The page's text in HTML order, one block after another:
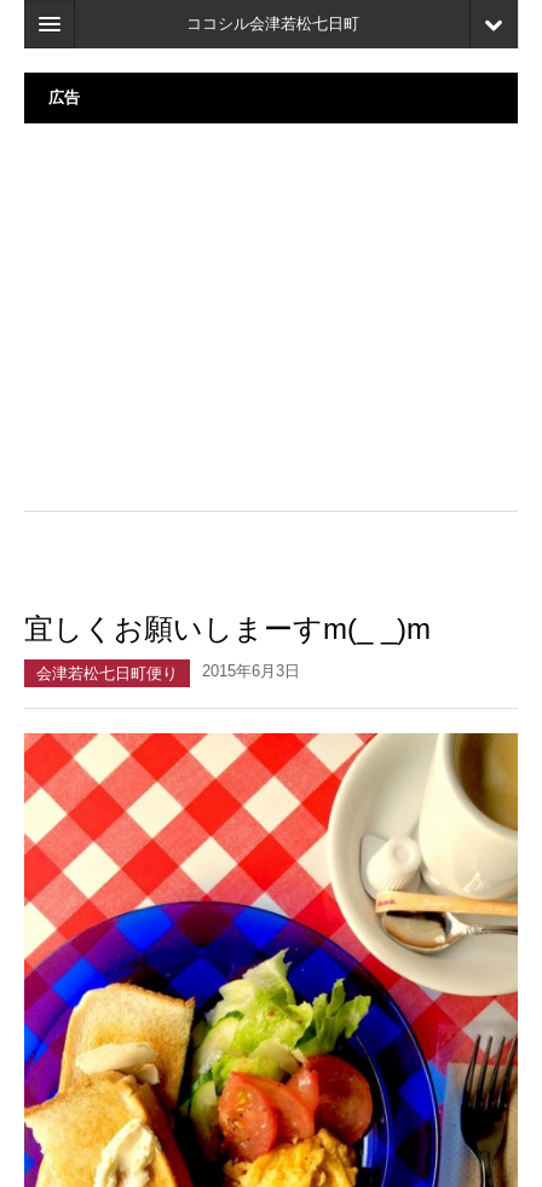
ココシル会津若松七日町
ホーム
検索
広告
宜しくお願いしまーすm(_ _)m
会津若松七日町便り 2015年6月3日